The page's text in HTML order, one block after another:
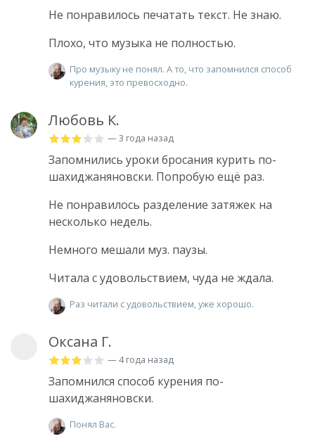
Не понравилось печатать текст. Не знаю.
Плохо, что музыка не полностью.
Про музыку не понял. А то, что запомнился способ
курения, это превосходно.
Любовь К.
— 3 года назад
Запомнились уроки бросания курить по-
шахиджаняновски. Попробую ещё раз.
Не понравилось разделение затяжек на
несколько недель.
Немного мешали муз. паузы.
Читала с удовольствием, чуда не ждала.
Раз читали с удовольствием, уже хорошо.
Оксана Г.
— 4 года назад
Запомнился способ курения по-
шахиджаняновски.
Понял Вас.